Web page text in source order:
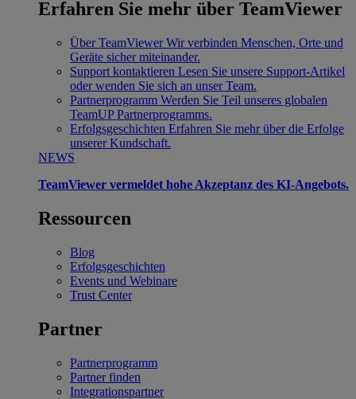
Erfahren Sie mehr über TeamViewer
Über TeamViewer Wir verbinden Menschen, Orte und
Geräte sicher miteinander.
Support kontaktieren Lesen Sie unsere Support-Artikel
oder wenden Sie sich an unser Team.
Partnerprogramm Werden Sie Teil unseres globalen
TeamUP Partnerprogramms.
Erfolgsgeschichten Erfahren Sie mehr über die Erfolge
unserer Kundschaft.
NEWS
TeamViewer vermeldet hohe Akzeptanz des KI-Angebots.
Ressourcen
Blog
Erfolgsgeschichten
Events und Webinare
Trust Center
Partner
Partnerprogramm
Partner finden
Integrationspartner